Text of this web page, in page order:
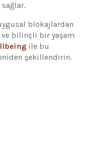
blokajlardan
ve bilinçli bir yaşam
ile bu
şekillendirin.